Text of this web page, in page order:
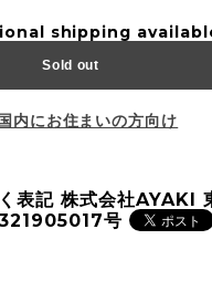
shipping
Sold out
内にお住まいの方向け
表記 株式会社AYAKI
号